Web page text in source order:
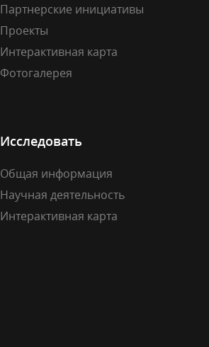
Партнерские инициативы
Проекты
Интерактивная карта
Фотогалерея
Исследовать
Общая информация
Научная деятельность
Интерактивная карта